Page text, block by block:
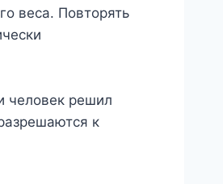
веса. Повторять
человек решил
к